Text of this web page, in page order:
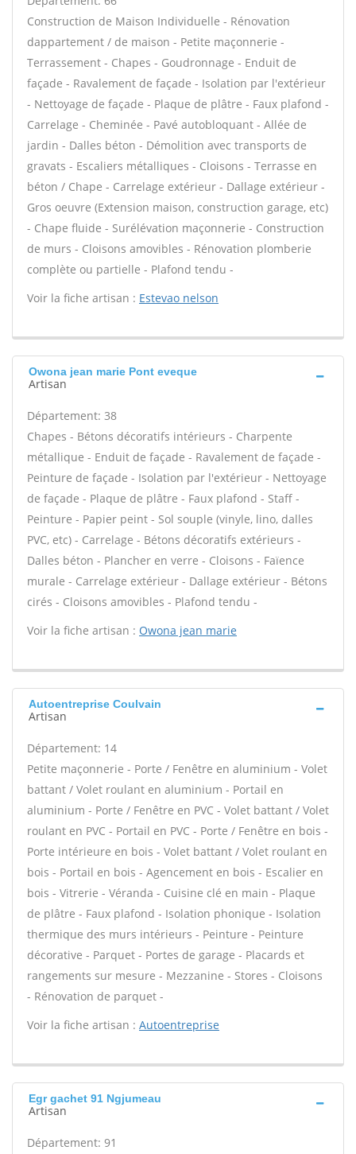
Construction de Maison Individuelle - Rénovation
dappartement / de maison - Petite maçonnerie -
Terrassement - Chapes - Goudronnage - Enduit de
façade - Ravalement de façade - Isolation par l'extérieur
- Nettoyage de façade - Plaque de plâtre - Faux plafond -
Carrelage - Cheminée - Pavé autobloquant - Allée de
jardin - Dalles béton - Démolition avec transports de
gravats - Escaliers métalliques - Cloisons - Terrasse en
béton / Chape - Carrelage extérieur - Dallage extérieur -
Gros oeuvre (Extension maison, construction garage, etc)
- Chape fluide - Surélévation maçonnerie - Construction
de murs - Cloisons amovibles - Rénovation plomberie
complète ou partielle - Plafond tendu -
Voir la fiche artisan : Estevao nelson
Owona jean marie Pont eveque
Artisan
Département: 38
Chapes - Bétons décoratifs intérieurs - Charpente
métallique - Enduit de façade - Ravalement de façade -
Peinture de façade - Isolation par l'extérieur - Nettoyage
de façade - Plaque de plâtre - Faux plafond - Staff -
Peinture - Papier peint - Sol souple (vinyle, lino, dalles
PVC, etc) - Carrelage - Bétons décoratifs extérieurs -
Dalles béton - Plancher en verre - Cloisons - Faïence
murale - Carrelage extérieur - Dallage extérieur - Bétons
cirés - Cloisons amovibles - Plafond tendu -
Voir la fiche artisan : Owona jean marie
Autoentreprise Coulvain
Artisan
Département: 14
Petite maçonnerie - Porte / Fenêtre en aluminium - Volet
battant / Volet roulant en aluminium - Portail en
aluminium - Porte / Fenêtre en PVC - Volet battant / Volet
roulant en PVC - Portail en PVC - Porte / Fenêtre en bois -
Porte intérieure en bois - Volet battant / Volet roulant en
bois - Portail en bois - Agencement en bois - Escalier en
bois - Vitrerie - Véranda - Cuisine clé en main - Plaque
de plâtre - Faux plafond - Isolation phonique - Isolation
thermique des murs intérieurs - Peinture - Peinture
décorative - Parquet - Portes de garage - Placards et
rangements sur mesure - Mezzanine - Stores - Cloisons
- Rénovation de parquet -
Voir la fiche artisan : Autoentreprise
Egr gachet 91 Ngjumeau
Artisan
Département: 91